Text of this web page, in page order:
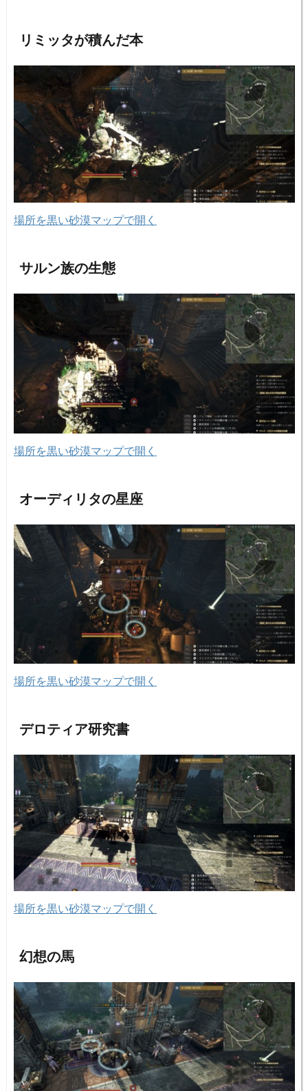
リミッタが積んだ本
場所を黒い砂漠マップで開く
サルン族の生態
場所を黒い砂漠マップで開く
オーディリタの星座
場所を黒い砂漠マップで開く
デロティア研究書
場所を黒い砂漠マップで開く
幻想の馬